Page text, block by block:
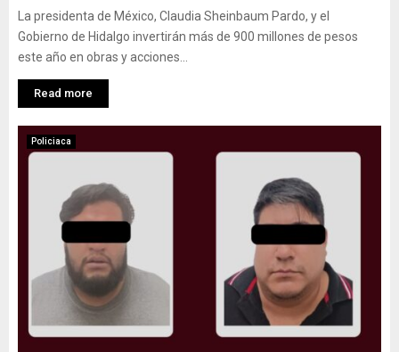
La presidenta de México, Claudia Sheinbaum Pardo, y el
Gobierno de Hidalgo invertirán más de 900 millones de pesos
este año en obras y acciones...
Read more
Policiaca